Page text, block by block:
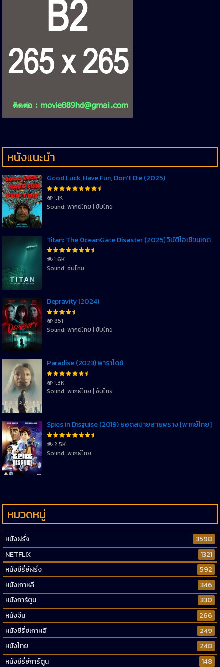
หนังแนะนำ
Good Luck, Have Fun, Don’t Die (2025)
1.1K
Sound: พากย์ไทย | ซับไทย
Titan: The OceanGate Disaster (2025) วิบัติโอเชียนเกต
1.6K
Sound: ซับไทย
Depravity (2024)
851
Sound: พากย์ไทย | ซับไทย
Paradise (2023) พาราไดซ์
1.3K
Sound: พากย์ไทย | ซับไทย
Spies in Disguise (2019) ยอดสปายสายพราง [พากย์ไทย]
2.5K
Sound: พากย์ไทย
หมวดหมู่
หนังฝรั่ง
3598
NETFLIX
1321
หนังซีรี่ย์ฝรั่ง
592
หนังเกาหลี
346
หนังการ์ตูน
330
หนังจีน
266
หนังซีรี่ย์เกาหลี
249
หนังไทย
248
หนังซีรี่ย์การ์ตูน
148